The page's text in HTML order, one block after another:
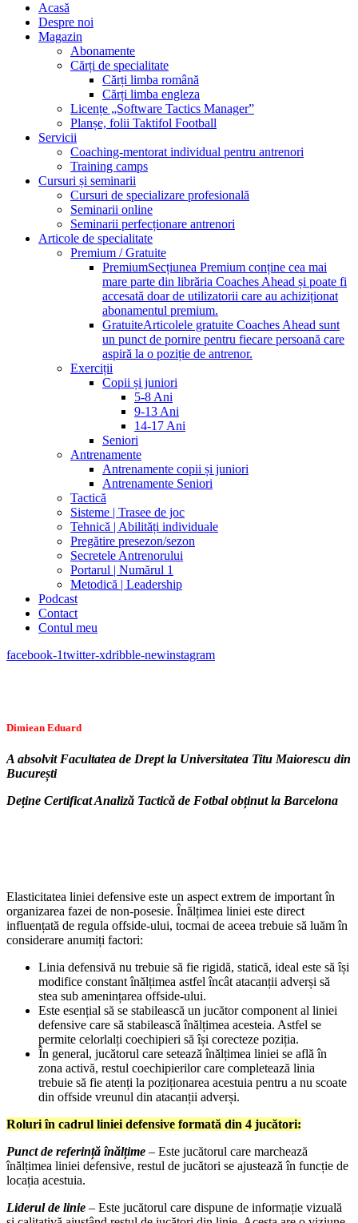
Acasă
Despre noi
Magazin
Abonamente
Cărți de specialitate
Cărți limba română
Cărți limba engleza
Licențe „Software Tactics Manager”
Planșe, folii Taktifol Football
Servicii
Coaching-mentorat individual pentru antrenori
Training camps
Cursuri și seminarii
Cursuri de specializare profesională
Seminarii online
Seminarii perfecționare antrenori
Articole de specialitate
Premium / Gratuite
PremiumSecțiunea Premium conține cea mai
mare parte din librăria Coaches Ahead și poate fi
accesată doar de utilizatorii care au achiziționat
abonamentul premium.
GratuiteArticolele gratuite Coaches Ahead sunt
un punct de pornire pentru fiecare persoană care
aspiră la o poziție de antrenor.
Exerciții
Copii și juniori
5-8 Ani
9-13 Ani
14-17 Ani
Seniori
Antrenamente
Antrenamente copii și juniori
Antrenamente Seniori
Tactică
Sisteme | Trasee de joc
Tehnică | Abilități individuale
Pregătire presezon/sezon
Secretele Antrenorului
Portarul | Numărul 1
Metodică | Leadership
Podcast
Contact
Contul meu
facebook-1twitter-xdribble-newinstagram
Dimiean Eduard
A absolvit Facultatea de Drept la Universitatea Titu Maiorescu din
București
Deține Certificat Analiză Tactică de Fotbal obținut la Barcelona
Elasticitatea liniei defensive este un aspect extrem de important în
organizarea fazei de non-posesie. Înălțimea liniei este direct
influențată de regula offside-ului, tocmai de aceea trebuie să luăm în
considerare anumiți factori:
Linia defensivă nu trebuie să fie rigidă, statică, ideal este să își
modifice constant înălțimea astfel încât atacanții adverși să
stea sub amenințarea offside-ului.
Este esențial să se stabilească un jucător component al liniei
defensive care să stabilească înălțimea acesteia. Astfel se
permite celorlalți coechipieri să își corecteze poziția.
În general, jucătorul care setează înălțimea liniei se află în
zona activă, restul coechipierilor care completează linia
trebuie să fie atenți la poziționarea acestuia pentru a nu scoate
din offside vreunul din atacanții adverși.
Roluri în cadrul liniei defensive formată din 4 jucători:
Punct de referință înălțime – Este jucătorul care marchează
înălțimea liniei defensive, restul de jucători se ajustează în funcție de
locația acestuia.
Liderul de linie – Este jucătorul care dispune de informație vizuală